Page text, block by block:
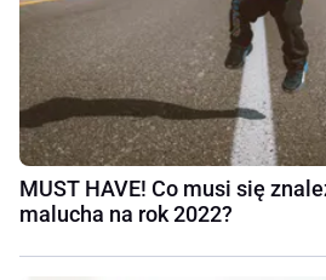
MUST HAVE! Co musi się
malucha na rok 2022?